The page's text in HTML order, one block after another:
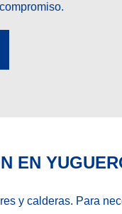
EN
y calderas. Para